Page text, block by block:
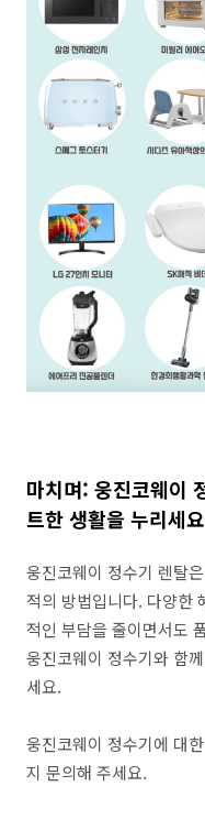
마치며: 웅진코웨이
트한 생활을 누리세요
웅진코웨이 정수기 렌탈
적의 방법입니다. 다양한
적인 부담을 줄이면서도
웅진코웨이 정수기와 함
세요.
웅진코웨이 정수기에 대
지 문의해 주세요.